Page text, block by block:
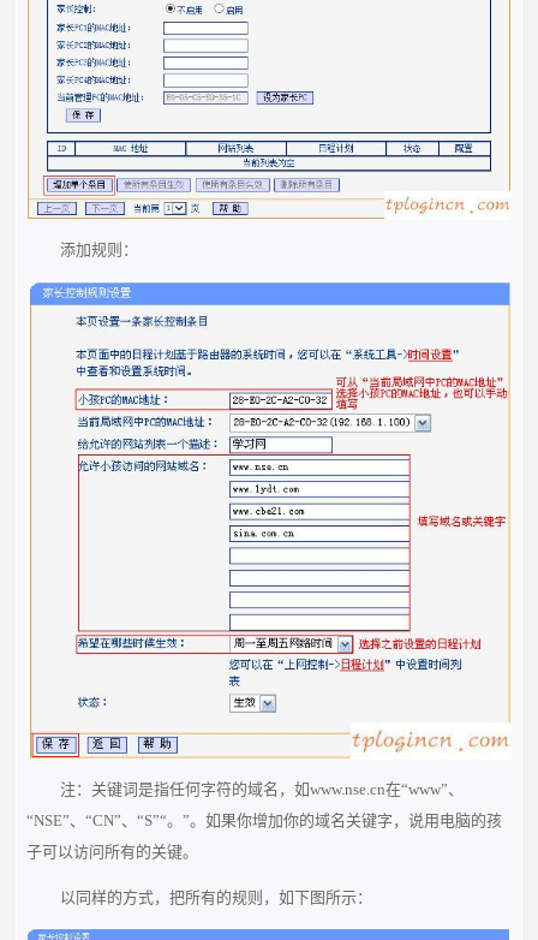
添加规则：
注：关键词是指任何字符的域名，如www.nse.cn在“www”、
“NSE”、“CN”、“S”“。”。如果你增加你的域名关键字，说用电脑的孩
子可以访问所有的关键。
以同样的方式，把所有的规则，如下图所示：